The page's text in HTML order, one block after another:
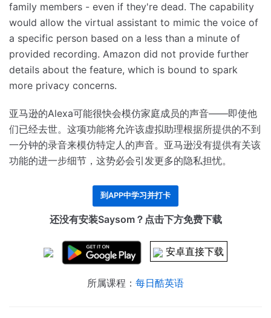
family members - even if they're dead. The capability
would allow the virtual assistant to mimic the voice of
a specific person based on a less than a minute of
provided recording. Amazon did not provide further
details about the feature, which is bound to spark
more privacy concerns.
亚马逊的Alexa可能很快会模仿家庭成员的声音——即使他
们已经去世。 这项功能将允许该虚拟助理根据所提供的不到
一分钟的录音来模仿特定人的声音。 亚马逊没有提供有关该
功能的进一步细节，这势必会引发更多的隐私担忧。
到APP中学习并打卡
还没有安装Saysom？点击下方免费下载
安卓直接下载
所属课程： 每日酷英语